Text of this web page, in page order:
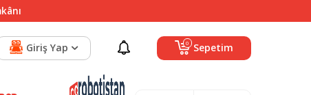
0 Sepetim
Giriş Yap